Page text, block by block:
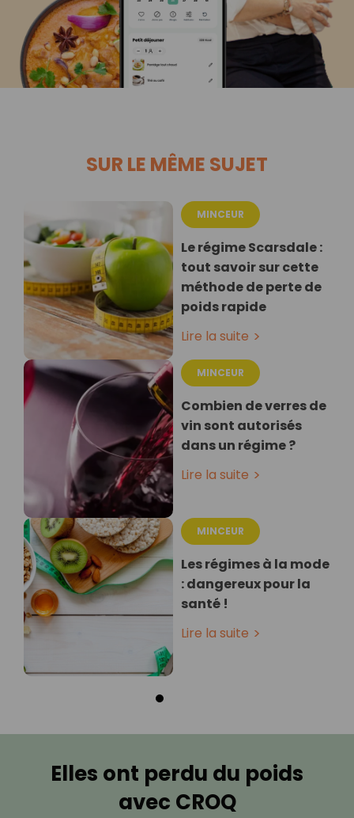
SUR LE MÊME SUJET
MINCEUR
Le régime Scarsdale :
tout savoir sur cette
méthode de perte de
poids rapide
Lire la suite
MINCEUR
Combien de verres de
vin sont autorisés
dans un régime ?
Lire la suite
MINCEUR
Les régimes à la mode
: dangereux pour la
santé !
Lire la suite
Elles ont perdu du poids
avec CROQ